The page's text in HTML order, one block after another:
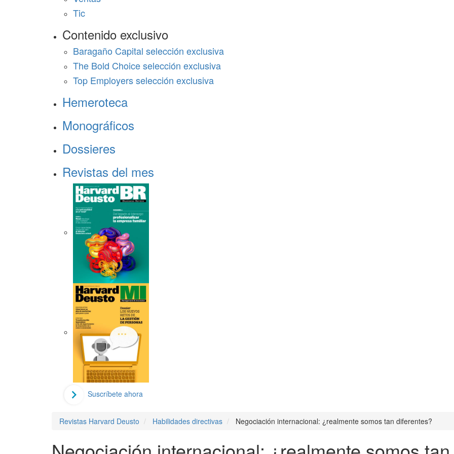
Tic
Contenido exclusivo
Baragaño Capital selección exclusiva
The Bold Choice selección exclusiva
Top Employers selección exclusiva
Hemeroteca
Monográficos
Dossieres
Revistas del mes
Suscríbete ahora
Revistas Harvard Deusto Habilidades directivas Negociación internacional: ¿realmente somos tan diferentes?